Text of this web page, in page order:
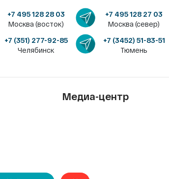
+7 495 128 28 03
Москва (восток)
+7 495 128 27 03
Москва (север)
+7 (351) 277-92-85
Челябинск
+7 (3452) 51-83-51
Тюмень
Медиа-центр